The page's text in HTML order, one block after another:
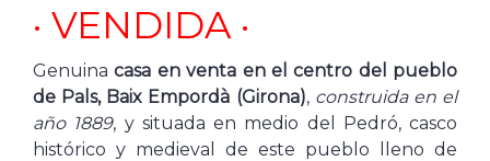
· VENDIDA ·
Genuinacasa en venta en el centro del pueblo
de Pals, Baix Empordà (Girona), construida en el
año 1889, y situada en medio del Pedró, casco
histórico y medieval de este pueblo lleno de